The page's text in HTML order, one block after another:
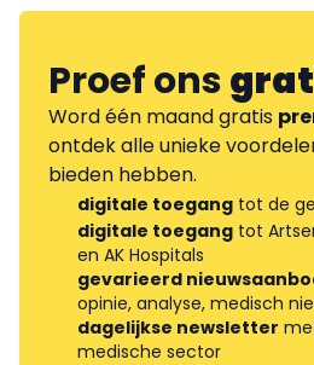
Proef ons
Word één maand gratis
ontdek alle unieke
bieden hebben.
digitale toegang tot de
digitale toegang tot
en AK Hospitals
gevarieerd
opinie, analyse, medisch
dagelijkse newsletter
medische sector